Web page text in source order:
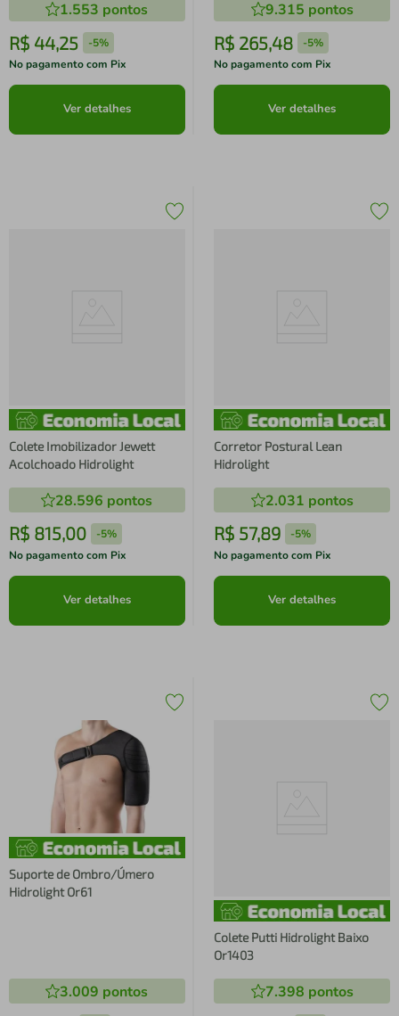
1.553 pontos
R$ 44,25 -5%
No pagamento com Pix
Ver detalhes
9.315 pontos
R$ 265,48 -5%
No pagamento com Pix
Ver detalhes
Colete Imobilizador Jewett
Acolchoado Hidrolight
28.596 pontos
R$ 815,00 -5%
No pagamento com Pix
Ver detalhes
Corretor Postural Lean
Hidrolight
2.031 pontos
R$ 57,89 -5%
No pagamento com Pix
Ver detalhes
Suporte de Ombro/Úmero
Hidrolight Or61
3.009 pontos
Colete Putti Hidrolight Baixo
Or1403
7.398 pontos